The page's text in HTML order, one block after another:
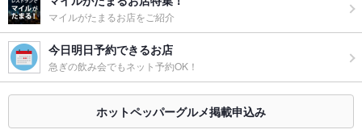
マイルがたまるお店をご紹介
今日明日予約できるお店
急ぎの飲み会でもネット予約OK！
ホットペッパーグルメ掲載申込み